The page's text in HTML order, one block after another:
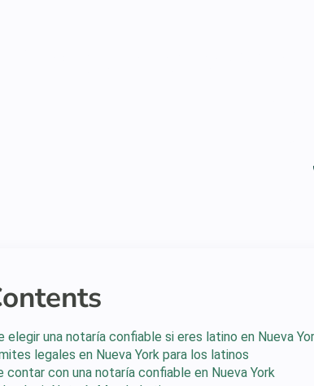
elegir una notaría confiable si eres latino en Nueva
legales en Nueva York para los latinos
contar con una notaría confiable en Nueva York